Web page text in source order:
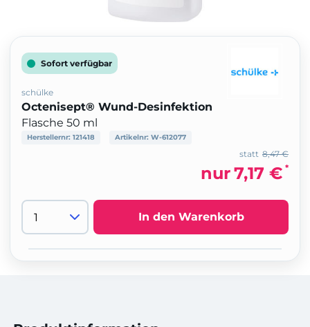
Sofort verfügbar
schülke
Octenisept® Wund-Desinfektion
Flasche 50 ml
Herstellernr: 121418 Artikelnr: W-612077
8,47 €
statt
nur7,17 € *
In den Warenkorb